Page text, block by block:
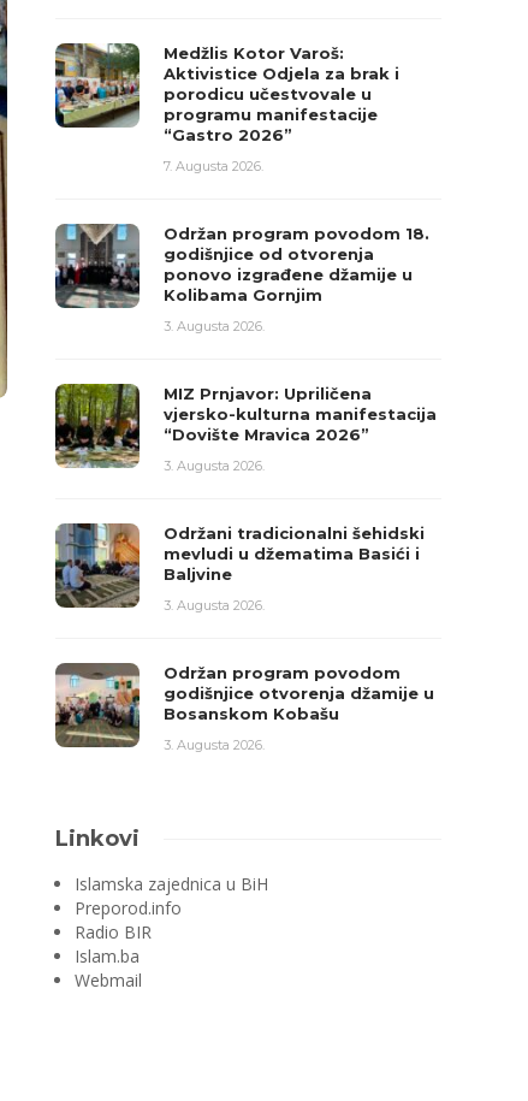
Medžlis Kotor Varoš:
Aktivistice Odjela za brak i
porodicu učestvovale u
programu manifestacije
“Gastro 2026”
7. Augusta 2026.
Održan program povodom 18.
godišnjice od otvorenja
ponovo izgrađene džamije u
Kolibama Gornjim
3. Augusta 2026.
MIZ Prnjavor: Upriličena
vjersko-kulturna manifestacija
“Dovište Mravica 2026”
3. Augusta 2026.
Održani tradicionalni šehidski
mevludi u džematima Basići i
Baljvine
3. Augusta 2026.
Održan program povodom
godišnjice otvorenja džamije u
Bosanskom Kobašu
3. Augusta 2026.
Linkovi
Islamska zajednica u BiH
Preporod.info
Radio BIR
Islam.ba
Webmail